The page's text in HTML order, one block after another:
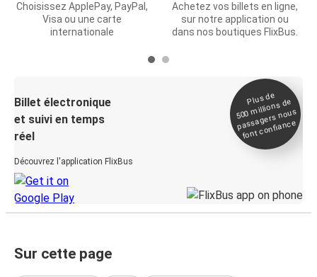
Choisissez ApplePay, PayPal,
Visa ou une carte
internationale
Achetez vos billets en ligne,
sur notre application ou
dans nos boutiques FlixBus.
Billet électronique
et suivi en temps
réel
Découvrez l'application FlixBus
Plus de
500
millions de
passagers nous
font confiance
Sur cette page